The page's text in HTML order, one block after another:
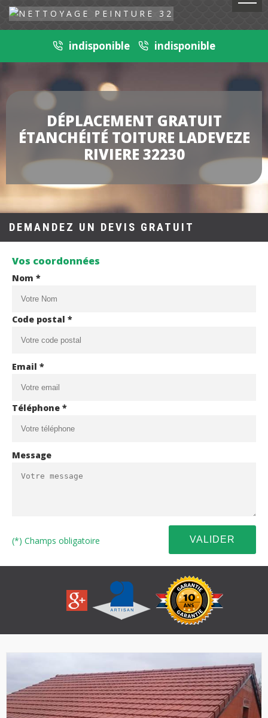
indisponible indisponible
DÉPLACEMENT GRATUIT
ÉTANCHÉITÉ TOITURE LADEVEZE
RIVIERE 32230
DEMANDEZ UN DEVIS GRATUIT
Vos coordonnées
Nom *
Code postal *
Email *
Téléphone *
Message
(*) Champs obligatoire